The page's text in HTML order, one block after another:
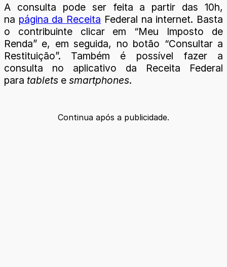
A consulta pode ser feita a partir das 10h,
na página da Receita Federal na internet. Basta
o contribuinte clicar em “Meu Imposto de
Renda” e, em seguida, no botão “Consultar a
Restituição”. Também é possível fazer a
consulta no aplicativo da Receita Federal
para tablets e smartphones.
Continua após a publicidade.